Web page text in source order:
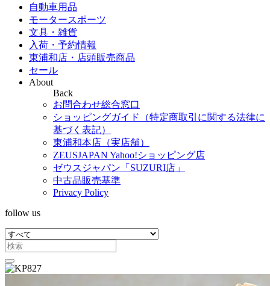
自動車用品
モータースポーツ
文具・雑貨
入荷・予約情報
東浦和店・店頭販売商品
セール
About
Back
お問合わせ総合窓口
ショッピングガイド（特定商取引に関する法律に
基づく表記）
東浦和本店（実店舗）
ZEUSJAPAN Yahoo!ショッピング店
ゼウスジャパン「SUZURI店」
中古品販売基準
Privacy Policy
follow us